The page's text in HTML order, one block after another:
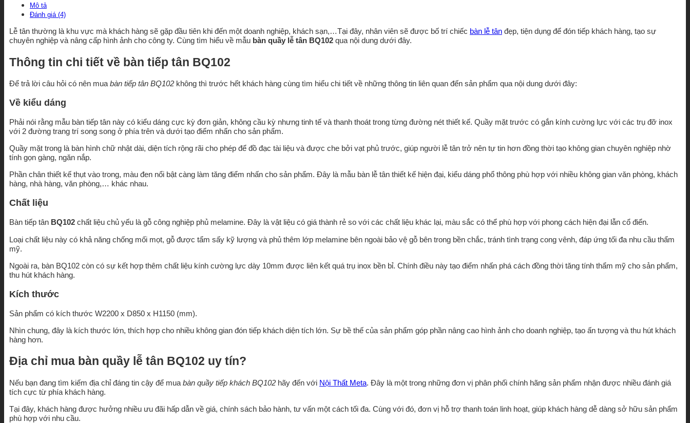
Mô tả
Đánh giá (4)
Lễ tân thường là khu vực mà khách hàng sẽ gặp đầu tiên khi đến một doanh nghiệp, khách sạn,…Tại đây, nhân viên sẽ được bố trí chiếc bàn lễ tân đẹp, tiện dụng để đón tiếp khách hàng, tạo sự
chuyên nghiệp và nâng cấp hình ảnh cho công ty. Cùng tìm hiểu về mẫu bàn quầy lễ tân BQ102 qua nội dung dưới đây.
Thông tin chi tiết về bàn tiếp tân BQ102
Để trả lời câu hỏi có nên mua bàn tiếp tân BQ102 không thì trước hết khách hàng cùng tìm hiểu chi tiết về những thông tin liên quan đến sản phẩm qua nội dung dưới đây:
Về kiểu dáng
Phải nói rằng mẫu bàn tiếp tân này có kiểu dáng cực kỳ đơn giản, không cầu kỳ nhưng tinh tế và thanh thoát trong từng đường nét thiết kế. Quầy mặt trước có gắn kính cường lực với các trụ đỡ inox
với 2 đường trang trí song song ở phía trên và dưới tạo điểm nhấn cho sản phẩm.
Quầy mặt trong là bàn hình chữ nhật dài, diện tích rộng rãi cho phép để đồ đạc tài liệu và được che bởi vạt phủ trước, giúp người lễ tân trở nên tự tin hơn đồng thời tạo không gian chuyên nghiệp nhờ
tính gọn gàng, ngăn nắp.
Phần chân thiết kế thụt vào trong, màu đen nổi bật càng làm tăng điểm nhấn cho sản phẩm. Đây là mẫu bàn lễ tân thiết kế hiện đại, kiểu dáng phổ thông phù hợp với nhiều không gian văn phòng, khách
hàng, nhà hàng, văn phòng,… khác nhau.
Chất liệu
Bàn tiếp tân BQ102 chất liệu chủ yếu là gỗ công nghiệp phủ melamine. Đây là vật liệu có giá thành rẻ so với các chất liệu khác lại, màu sắc có thể phù hợp với phong cách hiện đại lẫn cổ điển.
Loại chất liệu này có khả năng chống mối mọt, gỗ được tẩm sấy kỹ lượng và phủ thêm lớp melamine bên ngoài bảo vệ gỗ bên trong bền chắc, tránh tình trạng cong vênh, đáp ứng tối đa nhu cầu thẩm
mỹ.
Ngoài ra, bàn BQ102 còn có sự kết hợp thêm chất liệu kính cường lực dày 10mm được liên kết quá trụ inox bền bỉ. Chính điều này tạo điểm nhấn phá cách đồng thời tăng tính thẩm mỹ cho sản phẩm,
thu hút khách hàng.
Kích thước
Sản phẩm có kích thước W2200 x D850 x H1150 (mm).
Nhìn chung, đây là kích thước lớn, thích hợp cho nhiều không gian đón tiếp khách diện tích lớn. Sự bề thế của sản phẩm góp phần nâng cao hình ảnh cho doanh nghiệp, tạo ấn tượng và thu hút khách
hàng hơn.
Địa chỉ mua bàn quầy lễ tân BQ102 uy tín?
Nếu bạn đang tìm kiếm địa chỉ đáng tin cậy để mua bàn quầy tiếp khách BQ102 hãy đến với Nội Thất Meta. Đây là một trong những đơn vị phân phối chính hãng sản phẩm nhận được nhiều đánh giá
tích cực từ phía khách hàng.
Tại đây, khách hàng được hưởng nhiều ưu đãi hấp dẫn về giá, chính sách bảo hành, tư vấn một cách tối đa. Cùng với đó, đơn vị hỗ trợ thanh toán linh hoạt, giúp khách hàng dễ dàng sở hữu sản phẩm
phù hợp với nhu cầu.